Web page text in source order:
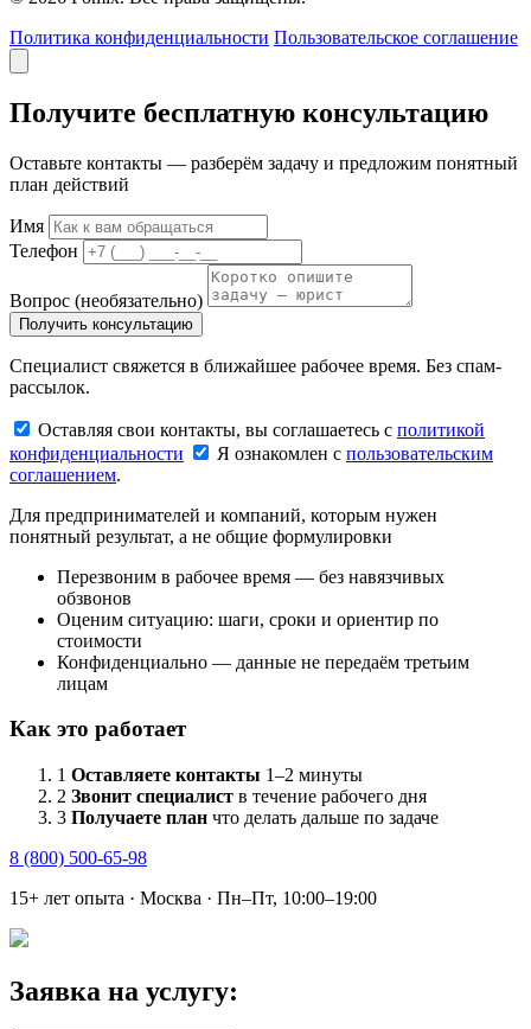
Политика конфиденциальности Пользовательское соглашение
Получите бесплатную консультацию
Оставьте контакты — разберём задачу и предложим понятный
план действий
Имя
Телефон
Вопрос (необязательно)
Получить консультацию
Специалист свяжется в ближайшее рабочее время. Без спам-
рассылок.
Оставляя свои контакты, вы соглашаетесь с политикой
конфиденциальности
Я ознакомлен с пользовательским
соглашением.
Для предпринимателей и компаний, которым нужен
понятный результат, а не общие формулировки
Перезвоним в рабочее время — без навязчивых
обзвонов
Оценим ситуацию: шаги, сроки и ориентир по
стоимости
Конфиденциально — данные не передаём третьим
лицам
Как это работает
1 Оставляете контакты 1–2 минуты
2 Звонит специалист в течение рабочего дня
3 Получаете план что делать дальше по задаче
8 (800) 500-65-98
15+ лет опыта · Москва · Пн–Пт, 10:00–19:00
Заявка на услугу: